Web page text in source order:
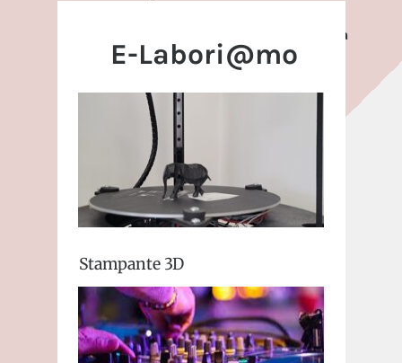
Scuola
Parentale
Elettronica
E-Labori@mo
Stampante 3D